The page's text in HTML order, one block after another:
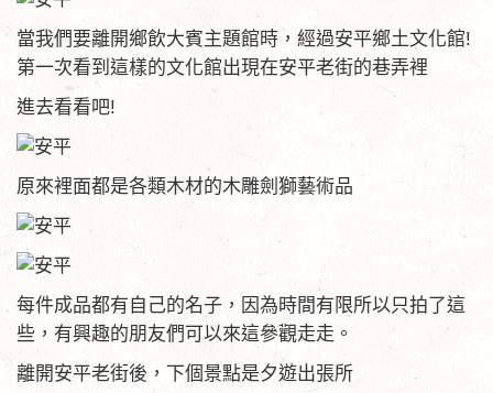
當我們要離開鄉飲大賓主題館時，經過安平鄉土文化館!
第一次看到這樣的文化館出現在安平老街的巷弄裡
進去看看吧!
原來裡面都是各類木材的木雕劍獅藝術品
每件成品都有自己的名子，因為時間有限所以只拍了這
些，有興趣的朋友們可以來這參觀走走。
離開安平老街後，下個景點是夕遊出張所